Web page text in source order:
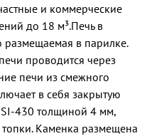
и коммерческие
до 18 м³.Печь в
в парилке.
проводится через
печи из смежного
в себя закрытую
430 толщиной 4 мм,
Каменка размещена